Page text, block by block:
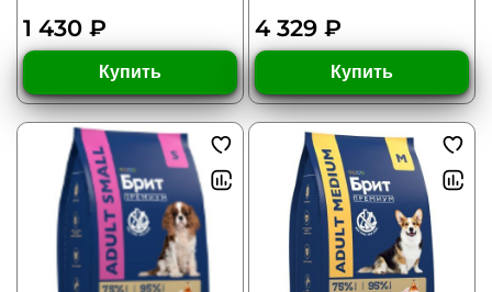
1 430 ₽
Купить
4 329 ₽
Купить